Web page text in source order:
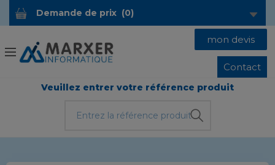
Demande de prix (0)
mon devis
Contact
Veuillez entrer votre référence produit